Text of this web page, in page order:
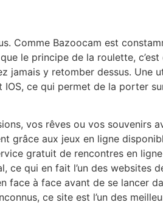
Comme Bazoocam est
le principe de la roulette, c’est
jamais y retomber dessus. Une
ce qui permet de la porter
vos rêves ou vos souvenirs
grâce aux jeux en ligne
gratuit de rencontres en
ce qui en fait l’un des websites
face à face avant de se lancer
ce site est l’un des